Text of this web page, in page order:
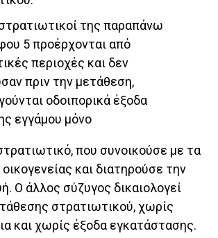
της παραπάνω
5 προέρχονται από
περιοχές και δεν
πριν την μετάθεση,
οδοιπορικά έξοδα
εγγάμου μόνο
που συνοικούσε με τα
και διατηρούσε την
Ο άλλος σύζυγος δικαιολογεί
στρατιωτικού, χωρίς
και χωρίς έξοδα εγκατάστασης.